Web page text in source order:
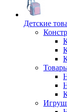
Детские